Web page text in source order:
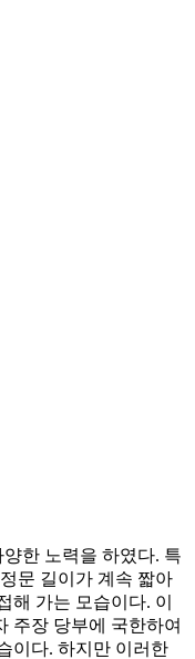
한 노력을 하였다. 특
문 길이가 계속 짧아
해 가는 모습이다. 이
주장 당부에 국한하여
이다. 하지만 이러한